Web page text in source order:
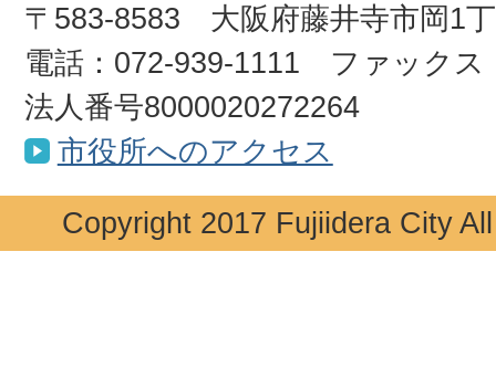
〒583-8583 大阪府藤井寺市岡1
電話：072-939-1111 ファックス
法人番号8000020272264
市役所へのアクセス
Copyright 2017 Fujiidera City